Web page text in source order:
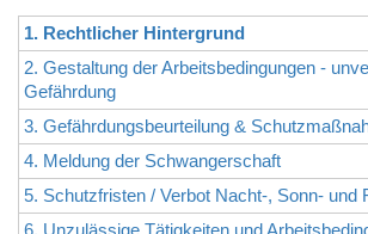
1. Rechtlicher Hintergrund
2. Gestaltung der Arbeitsbedingungen -
Gefährdung
3. Gefährdungsbeurteilung &
4. Meldung der Schwangerschaft
5. Schutzfristen / Verbot Nacht-, Sonn- und
6. Unzulässige Tätigkeiten und